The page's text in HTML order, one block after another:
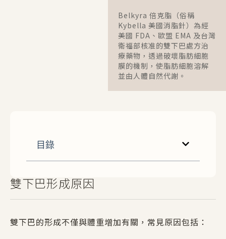
Belkyra 倍克脂（俗稱
Kybella 美國消脂針）為經
美國 FDA、歐盟 EMA 及台灣
衛福部核准的雙下巴處方治
療藥物，透過破壞脂肪細胞
膜的機制，使脂肪細胞溶解
並由人體自然代謝。
目錄
雙下巴形成原因
雙下巴的形成不僅與體重增加有關，常見原因包括：